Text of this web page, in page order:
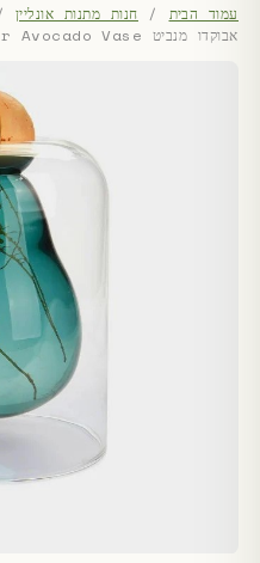
עמוד הבית / חנות מתנות אונליין
אבוקדו מנביט Seed Grower Avocado Vase